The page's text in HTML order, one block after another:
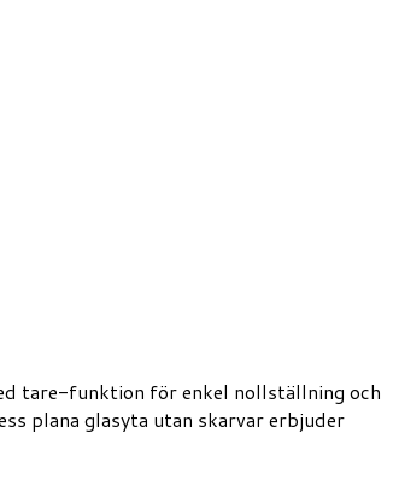
tare-funktion för enkel nollställning och
plana glasyta utan skarvar erbjuder